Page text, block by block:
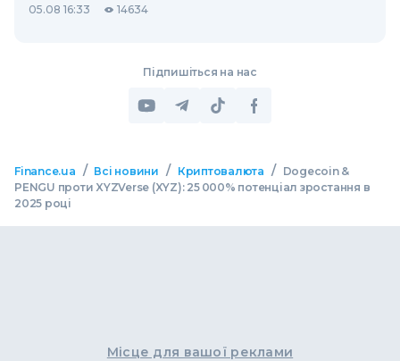
05.08 16:33 14634
Підпишіться на нас
Finance.ua / Всі новини / Криптовалюта /
Dogecoin &
PENGU проти XYZVerse (XYZ): 25 000% потенціал зростання в
2025 році
Місце для вашої реклами